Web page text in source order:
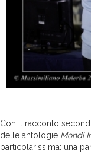
Con il racconto
delle antologie Mondi
particolarissima: una